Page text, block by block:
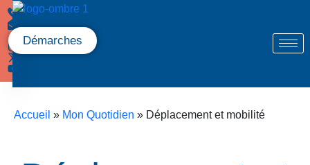
Démarches
Accueil » Mon Quotidien » Déplacement et mobilité